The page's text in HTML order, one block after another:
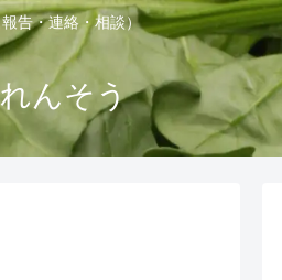
告・連絡・相談）
んそう